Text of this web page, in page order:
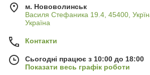
м. Нововолинськ
Василя Стефаника 19.4, 45400,
Україна
Контакти
Сьогодні працює з 10:00 до 18:00
Показати весь графік роботи